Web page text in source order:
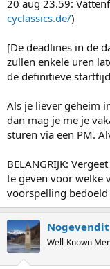
20 aug 23.59:
cyclassics.de/)
[De deadlines in de
zullen enkele uren
de definitieve
Als je liever geheim
dan mag je me je
sturen via een PM.
BELANGRIJK:
te geven voor welke
voorspelling bedoeld
Nogevendit
Well-Known